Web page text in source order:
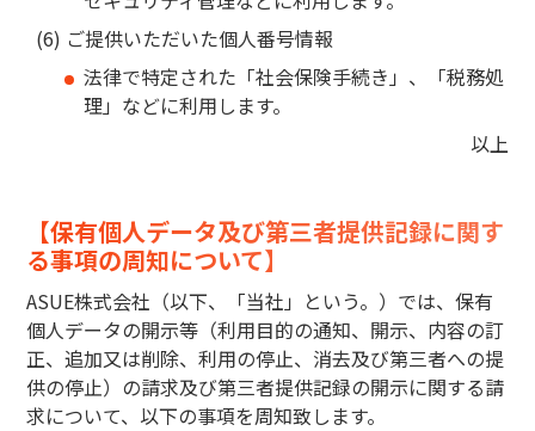
ご提供いただいた個人番号情報
法律で特定された「社会保険手続き」、「税務処
理」などに利用します。
以上
【保有個人データ及び第三者提供記録に関す
る事項の周知について】
ASUE株式会社（以下、「当社」という。）では、保有
個人データの開示等（利用目的の通知、開示、内容の訂
正、追加又は削除、利用の停止、消去及び第三者への提
供の停止）の請求及び第三者提供記録の開示に関する請
求について、以下の事項を周知致します。